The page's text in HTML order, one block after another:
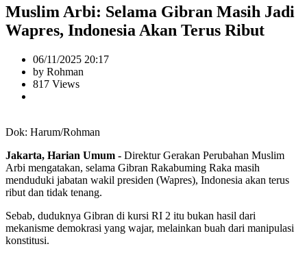
Muslim Arbi: Selama Gibran Masih Jadi
Wapres, Indonesia Akan Terus Ribut
06/11/2025 20:17
by Rohman
817 Views
Dok: Harum/Rohman
Jakarta, Harian Umum - Direktur Gerakan Perubahan Muslim
Arbi mengatakan, selama Gibran Rakabuming Raka masih
menduduki jabatan wakil presiden (Wapres), Indonesia akan terus
ribut dan tidak tenang.
Sebab, duduknya Gibran di kursi RI 2 itu bukan hasil dari
mekanisme demokrasi yang wajar, melainkan buah dari manipulasi
konstitusi.